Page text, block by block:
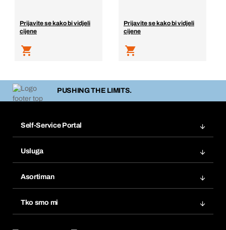
Prijavite se kako bi vidjeli
cijene
Prijavite se kako bi vidjeli
cijene
PUSHING THE LIMITS.
Self-Service Portal
Popisi želja
Ponovno naručivanje
Pretplate
Usluga
Tražitelji proizvoda
Asortiman
Tko smo mi